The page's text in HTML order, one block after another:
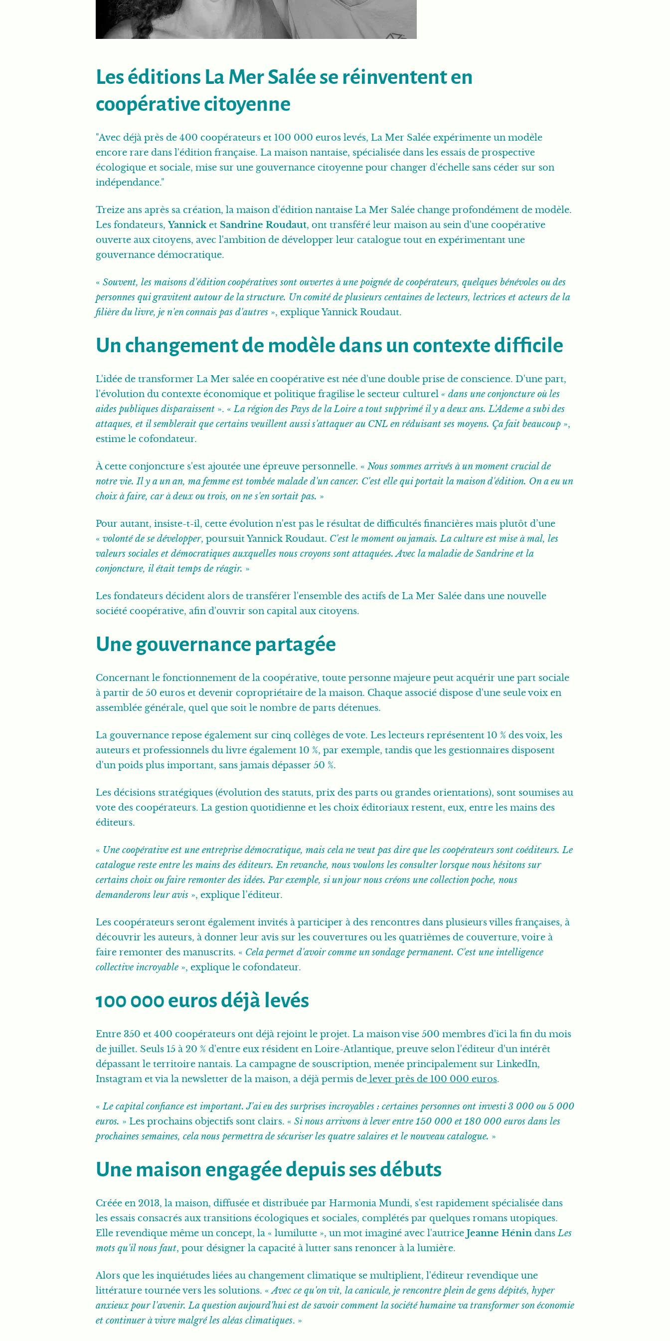
Les éditions La Mer Salée se réinventent en
coopérative citoyenne
"Avec déjà près de 400 coopérateurs et 100 000 euros levés, La Mer Salée expérimente un modèle
encore rare dans l'édition française. La maison nantaise, spécialisée dans les essais de prospective
écologique et sociale, mise sur une gouvernance citoyenne pour changer d'échelle sans céder sur son
indépendance."
Treize ans après sa création, la maison d'édition nantaise La Mer Salée change profondément de modèle.
Les fondateurs,Yannick et Sandrine Roudaut, ont transféré leur maison au sein d'une coopérative
ouverte aux citoyens, avec l'ambition de développer leur catalogue tout en expérimentant une
gouvernance démocratique.
« Souvent, les maisons d'édition coopératives sont ouvertes à une poignée de coopérateurs, quelques bénévoles ou des
personnes qui gravitent autour de la structure. Un comité de plusieurs centaines de lecteurs, lectrices et acteurs de la
filière du livre, je n'en connais pas d'autres », explique Yannick Roudaut.
Un changement de modèle dans un contexte difficile
L'idée de transformer La Mer salée en coopérative est née d'une double prise de conscience. D'une part,
l'évolution du contexte économique et politique fragilise le secteur culturel « dans une conjoncture où les
aides publiques disparaissent ». « La région des Pays de la Loire a tout supprimé il y a deux ans. L'Ademe a subi des
attaques, et il semblerait que certains veuillent aussi s'attaquer au CNL en réduisant ses moyens. Ça fait beaucoup »,
estime le cofondateur.
À cette conjoncture s'est ajoutée une épreuve personnelle. « Nous sommes arrivés à un moment crucial de
notre vie. Il y a un an, ma femme est tombée malade d'un cancer. C'est elle qui portait la maison d'édition. On a eu un
choix à faire, car à deux ou trois, on ne s'en sortait pas. »
Pour autant, insiste-t-il, cette évolution n'est pas le résultat de difficultés financières mais plutôt d’une
« volonté de se développer, poursuit Yannick Roudaut. C'est le moment ou jamais. La culture est mise à mal, les
valeurs sociales et démocratiques auxquelles nous croyons sont attaquées. Avec la maladie de Sandrine et la
conjoncture, il était temps de réagir. »
Les fondateurs décident alors de transférer l'ensemble des actifs de La Mer Salée dans une nouvelle
société coopérative, afin d'ouvrir son capital aux citoyens.
Une gouvernance partagée
Concernant le fonctionnement de la coopérative, toute personne majeure peut acquérir une part sociale
à partir de 50 euros et devenir copropriétaire de la maison. Chaque associé dispose d'une seule voix en
assemblée générale, quel que soit le nombre de parts détenues.
La gouvernance repose également sur cinq collèges de vote. Les lecteurs représentent 10 % des voix, les
auteurs et professionnels du livre également 10 %, par exemple, tandis que les gestionnaires disposent
d'un poids plus important, sans jamais dépasser 50 %.
Les décisions stratégiques (évolution des statuts, prix des parts ou grandes orientations), sont soumises au
vote des coopérateurs. La gestion quotidienne et les choix éditoriaux restent, eux, entre les mains des
éditeurs.
« Une coopérative est une entreprise démocratique, mais cela ne veut pas dire que les coopérateurs sont coéditeurs. Le
catalogue reste entre les mains des éditeurs. En revanche, nous voulons les consulter lorsque nous hésitons sur
certains choix ou faire remonter des idées. Par exemple, si un jour nous créons une collection poche, nous
demanderons leur avis », explique l’éditeur.
Les coopérateurs seront également invités à participer à des rencontres dans plusieurs villes françaises, à
découvrir les auteurs, à donner leur avis sur les couvertures ou les quatrièmes de couverture, voire à
faire remonter des manuscrits. « Cela permet d'avoir comme un sondage permanent. C'est une intelligence
collective incroyable », explique le cofondateur.
100 000 euros déjà levés
Entre 350 et 400 coopérateurs ont déjà rejoint le projet. La maison vise 500 membres d'ici la fin du mois
de juillet. Seuls 15 à 20 % d'entre eux résident en Loire-Atlantique, preuve selon l'éditeur d'un intérêt
dépassant le territoire nantais. La campagne de souscription, menée principalement sur LinkedIn,
Instagram et via la newsletter de la maison, a déjà permis de lever près de 100 000 euros.
«Le capital confiance est important. J'ai eu des surprises incroyables : certaines personnes ont investi 3 000 ou 5 000
euros. » Les prochains objectifs sont clairs. « Si nous arrivons à lever entre 150 000 et 180 000 euros dans les
prochaines semaines, cela nous permettra de sécuriser les quatre salaires et le nouveau catalogue. »
Une maison engagée depuis ses débuts
Créée en 2013, la maison, diffusée et distribuée par Harmonia Mundi, s'est rapidement spécialisée dans
les essais consacrés aux transitions écologiques et sociales, complétés par quelques romans utopiques.
Elle revendique même un concept, la « lumilutte », un mot imaginé avec l'autrice Jeanne Hénin dansLes
mots qu'il nous faut, pour désigner la capacité à lutter sans renoncer à la lumière.
Alors que les inquiétudes liées au changement climatique se multiplient, l'éditeur revendique une
littérature tournée vers les solutions. «Avec ce qu'on vit, la canicule, je rencontre plein de gens dépités, hyper
anxieux pour l'avenir. La question aujourd'hui est de savoir comment la société humaine va transformer son économie
et continuer à vivre malgré les aléas climatiques. »